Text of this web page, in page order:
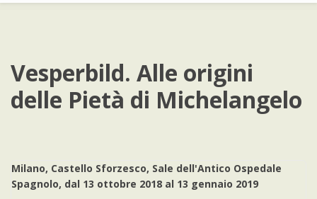
Vesperbild. Alle origini
delle Pietà di Michelangelo
Milano, Castello Sforzesco, Sale dell'Antico Ospedale
Spagnolo, dal 13 ottobre 2018 al 13 gennaio 2019